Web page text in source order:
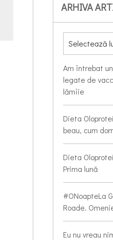
ARHIVA
Am întrebat
legate de
lămîie
Dieta
beau, cum
Dieta
Prima lună
#ONoapteLa
Roade.
Eu nu vreau